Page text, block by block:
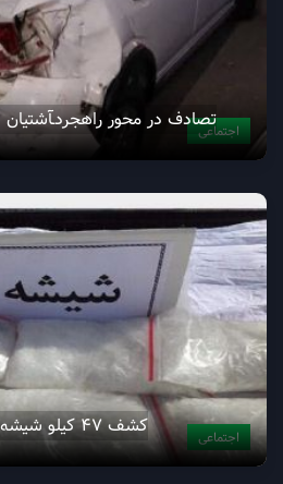
اجتماعیتصادف در محور راهجردـآشتیان 2 فوتی برجا گذاشت
اجتماعی کشف ۴۷ کیلو شیشه و هروئین